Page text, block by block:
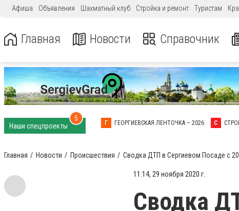
Афиша Объявления Шахматный клуб Стройка и ремонт Туристам
Главная Новости Справочник
Наши спецпроекты
5
Г ГЕОРГИЕВСКАЯ ЛЕНТОЧКА – 2026 С
Главная Новости Происшествия Сводка ДТП в Сергиевом Посаде с
11:14, 29 ноября 2020 г.
Сводка